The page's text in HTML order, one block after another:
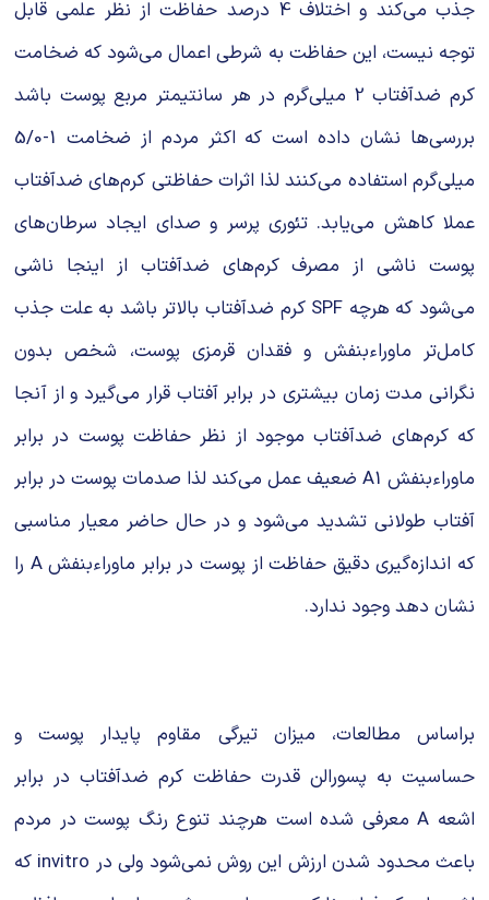
جذب می‌کند و اختلاف 4 درصد حفاظت از نظر علمی قابل
توجه نیست، این حفاظت به شرطی اعمال می‌شود که ضخامت
کرم ضدآفتاب 2 میلی‌گرم در هر سانتیمتر مربع پوست باشد
بررسی‌ها نشان داده است که اکثر مردم از ضخامت 1-5/0
میلی‌گرم استفاده می‌کنند لذا اثرات حفاظتی کرم‌های ضدآفتاب
عملا کاهش می‌یابد. تئوری پرسر و صدای ایجاد سرطان‌های
پوست ناشی از مصرف کرم‌های ضدآفتاب از اینجا ناشی
می‌شود که هرچه SPF کرم ضدآفتاب بالاتر باشد به علت جذب
کامل‌تر ماوراءبنفش و فقدان قرمزی پوست، شخص بدون
نگرانی مدت زمان بیشتری در برابر آفتاب قرار می‌گیرد و از آنجا
که کرم‌های ضدآفتاب موجود از نظر حفاظت پوست در برابر
ماوراءبنفش A1 ضعیف عمل می‌کند لذا صدمات پوست در برابر
آفتاب طولانی تشدید می‌شود و در حال حاضر معیار مناسبی
که اندازه‌گیری دقیق حفاظت از پوست در برابر ماوراءبنفش A را
نشان دهد وجود ندارد.
براساس مطالعات، میزان تیرگی مقاوم پایدار پوست و
حساسیت به پسورالن قدرت حفاظت کرم ضدآفتاب در برابر
اشعه A معرفی شده است هرچند تنوع رنگ پوست در مردم
باعث محدود شدن ارزش این روش نمی‌شود ولی در invitro که